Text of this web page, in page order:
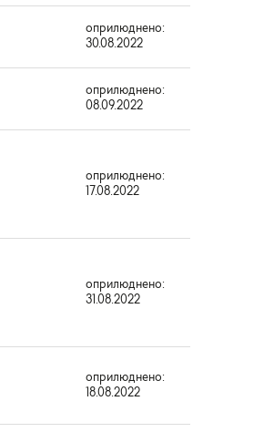
оприлюднено:
30.08.2022
оприлюднено:
08.09.2022
оприлюднено:
17.08.2022
оприлюднено:
31.08.2022
оприлюднено:
18.08.2022